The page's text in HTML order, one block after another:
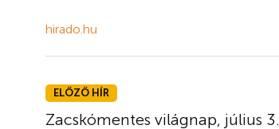
hirado.hu
ELŐZŐ HÍR
Zacskómentes világnap, július 3.